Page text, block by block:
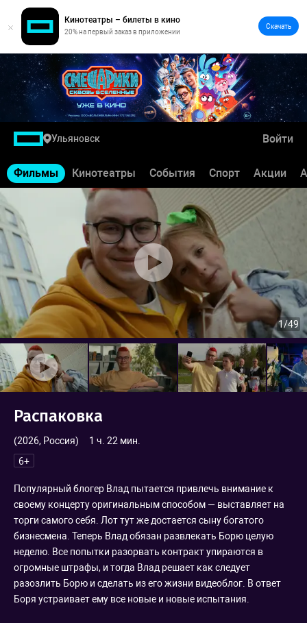
Ульяновск Войти
Фильмы Кинотеатры События Спорт Акции
1/49
Распаковка
(2026, Россия)
1 ч. 22 мин.
6+
Популярный блогер Влад пытается привлечь внимание к
своему концерту оригинальным способом — выставляет на
торги самого себя. Лот тут же достается сыну богатого
бизнесмена. Теперь Влад обязан развлекать Борю целую
неделю. Все попытки разорвать контракт упираются в
огромные штрафы, и тогда Влад решает как следует
разозлить Борю и сделать из его жизни видеоблог. В ответ
Боря устраивает ему все новые и новые испытания.
Кинотеатры – билеты в кино
20% на первый заказ в приложении
Скачать